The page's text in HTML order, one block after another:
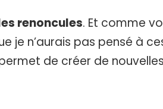
renoncules. Et comme
je n’aurais pas pensé à
de créer de